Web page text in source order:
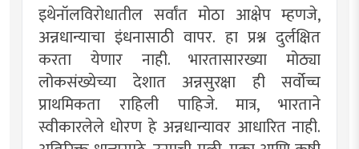
इथेनॉलविरोधातील सर्वांत मोठा आक्षेप म्हणजे,
अन्नधान्याचा इंधनासाठी वापर. हा प्रश्न दुर्लक्षित
करता येणार नाही. भारतासारख्या मोठ्या
लोकसंख्येच्या देशात अन्नसुरक्षा ही सर्वोच्च
प्राथमिकता राहिली पाहिजे. मात्र, भारताने
स्वीकारलेले धोरण हे अन्नधान्यावर आधारित नाही.